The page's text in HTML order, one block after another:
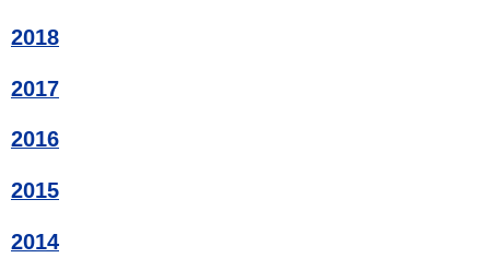
2018
2017
2016
2015
2014